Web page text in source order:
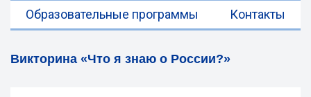
Образовательные программы Контакты
Викторина «Что я знаю о России?»